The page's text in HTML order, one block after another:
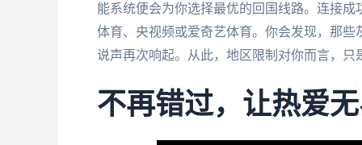
能系统便会为你选择最优的回国线路。连接
体育、央视频或爱奇艺体育。你会发现，那
说声再次响起。从此，地区限制对你而言，只
不再错过，让热爱